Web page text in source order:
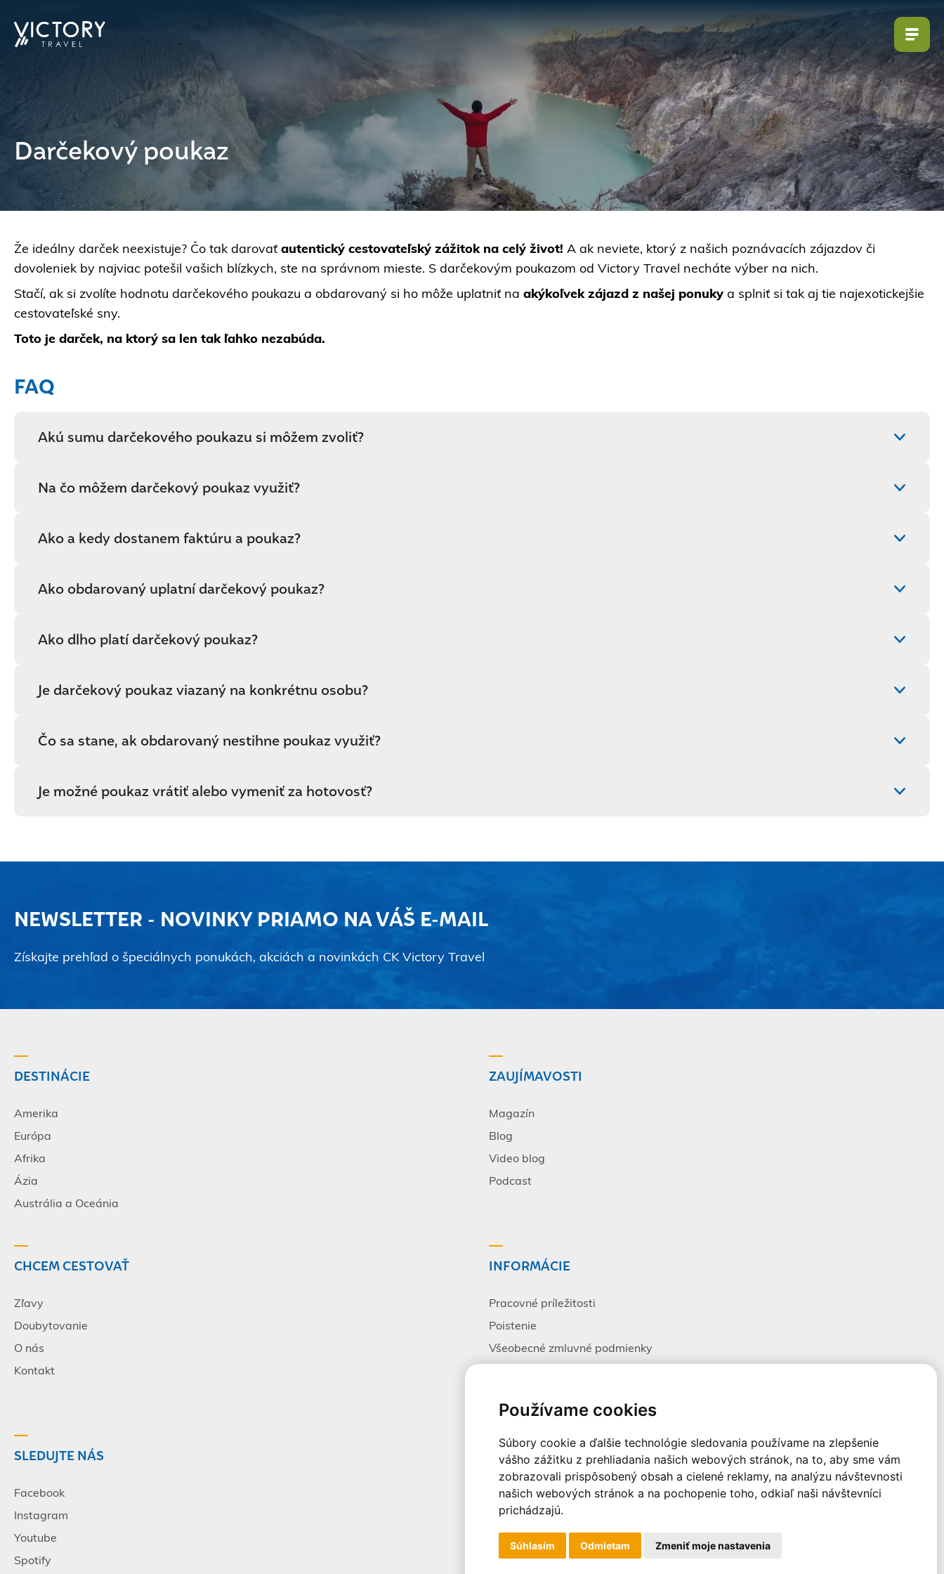
Používame cookies
Súbory cookie a ďalšie technológie sledovania používame na zlepšenie
vášho zážitku z prehliadania našich webových stránok, na to, aby sme vám
zobrazovali prispôsobený obsah a cielené reklamy, na analýzu návštevnosti
našich webových stránok a na pochopenie toho, odkiaľ naši návštevníci
prichádzajú.
Súhlasím Odmietam Zmeniť moje nastavenia
Darčekový poukaz
Že ideálny darček neexistuje? Čo tak darovať autentický cestovateľský zážitok na celý život! A ak neviete, ktorý z našich poznávacích zájazdov či
dovoleniek by najviac potešil vašich blízkych, ste na správnom mieste. S darčekovým poukazom od Victory Travel necháte výber na nich.
Stačí, ak si zvolíte hodnotu darčekového poukazu a obdarovaný si ho môže uplatniť na akýkoľvek zájazd z našej ponuky a splniť si tak aj tie najexotickejšie
cestovateľské sny.
Toto je darček, na ktorý sa len tak ľahko nezabúda.
FAQ
Akú sumu darčekového poukazu si môžem zvoliť?
Na čo môžem darčekový poukaz využiť?
Ako a kedy dostanem faktúru a poukaz?
Ako obdarovaný uplatní darčekový poukaz?
Ako dlho platí darčekový poukaz?
Je darčekový poukaz viazaný na konkrétnu osobu?
Čo sa stane, ak obdarovaný nestihne poukaz využiť?
Je možné poukaz vrátiť alebo vymeniť za hotovosť?
NEWSLETTER - NOVINKY PRIAMO NA VÁŠ E-MAIL
Získajte prehľad o špeciálnych ponukách, akciách a novinkách CK Victory Travel
DESTINÁCIE
Amerika
Európa
Afrika
Ázia
Austrália a Oceánia
ZAUJÍMAVOSTI
Magazín
Blog
Video blog
Podcast
CHCEM CESTOVAŤ
Zľavy
Doubytovanie
O nás
Kontakt
INFORMÁCIE
Pracovné príležitosti
Poistenie
Všeobecné zmluvné podmienky
SLEDUJTE NÁS
Facebook
Instagram
Youtube
Spotify
© 2003-2026 - CK Victory Travel, s.r.o. Všetky práva vyhradené.